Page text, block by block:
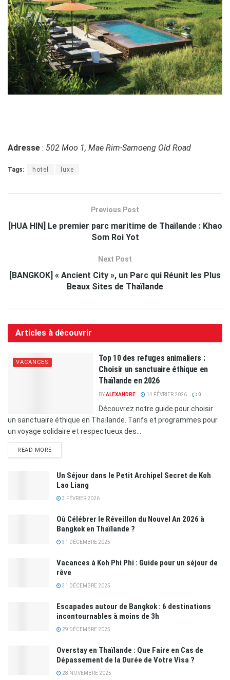
Adresse : 502 Moo 1, Mae Rim-Samoeng Old Road
Tags: hotel luxe
Previous Post
[HUA HIN] Le premier parc maritime de Thaïlande : Khao
Som Roi Yot
Next Post
[BANGKOK] « Ancient City », un Parc qui Réunit les Plus
Beaux Sites de Thaïlande
Articles à découvrir
VACANCES
Top 10 des refuges animaliers :
Choisir un sanctuaire éthique en
Thaïlande en 2026
BYALEXANDRE 14 FÉVRIER 2026 0
Découvrez notre guide pour choisir
un sanctuaire éthique en Thaïlande. Tarifs et programmes pour
un voyage solidaire et respectueux des...
READ MORE
Un Séjour dans le Petit Archipel Secret de Koh
Lao Liang
3 FÉVRIER 2026
Où Célébrer le Réveillon du Nouvel An 2026 à
Bangkok en Thaïlande ?
31 DÉCEMBRE 2025
Vacances à Koh Phi Phi : Guide pour un séjour de
rêve
31 DÉCEMBRE 2025
Escapades autour de Bangkok : 6 destinations
incontournables à moins de 3h
29 DÉCEMBRE 2025
Overstay en Thaïlande : Que Faire en Cas de
Dépassement de la Durée de Votre Visa ?
28 NOVEMBRE 2025